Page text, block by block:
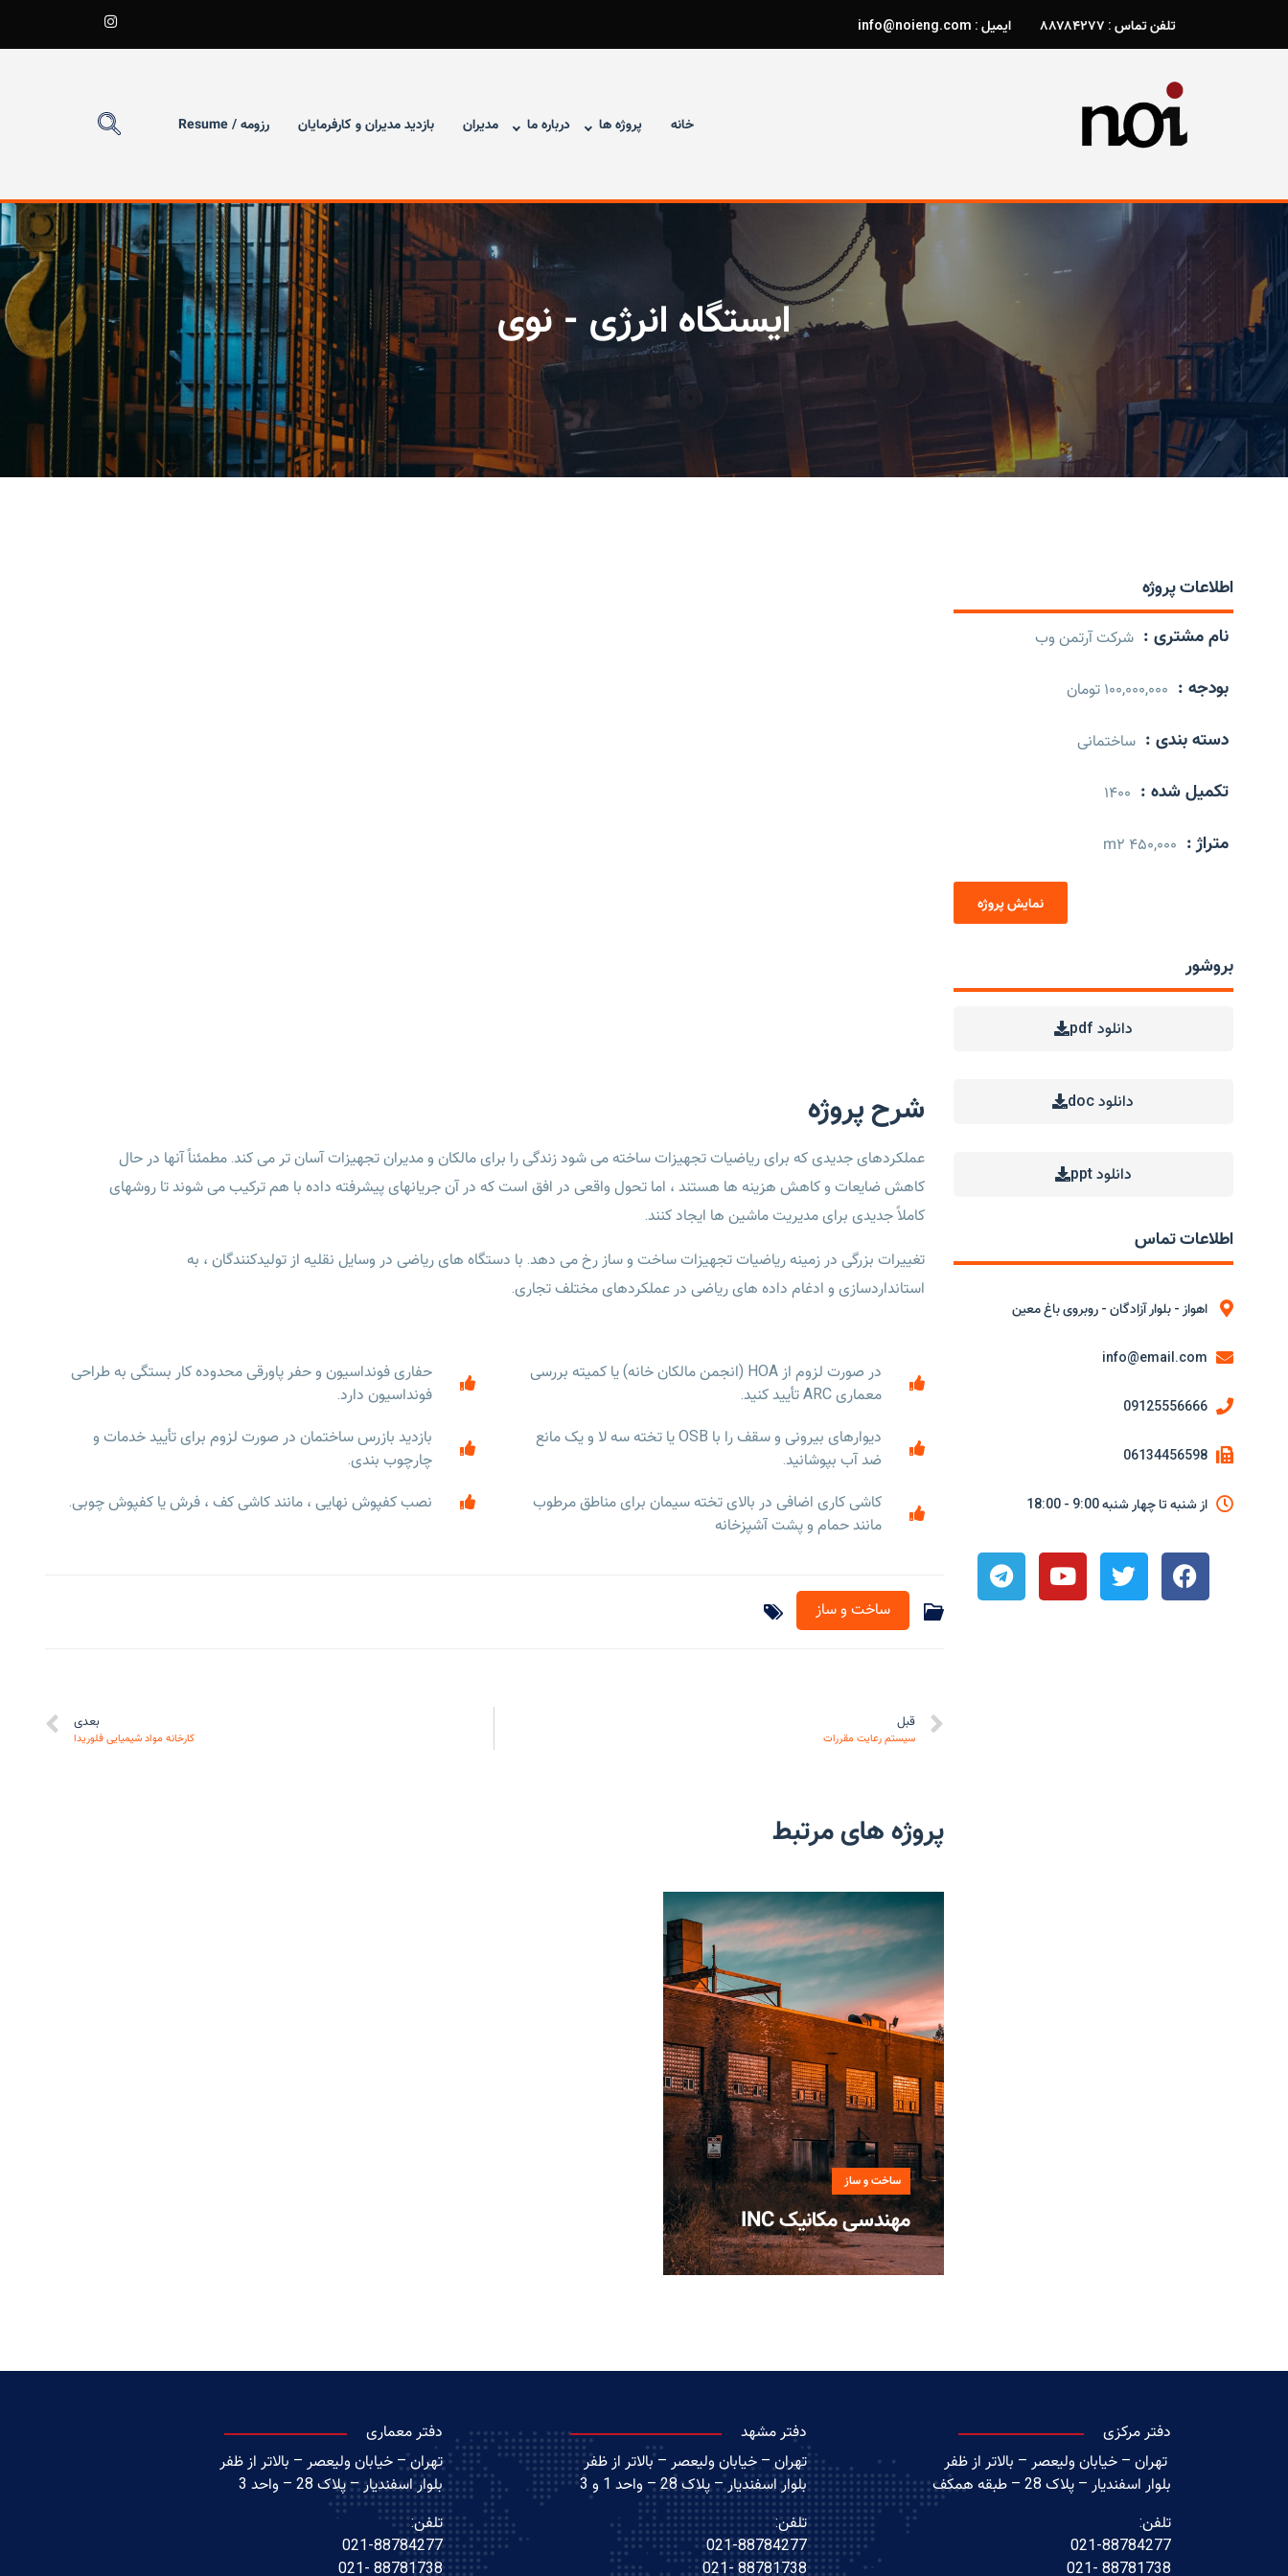
تلفن تماس : ۸۸۷۸۴۲۷۷ ایمیل : info@noieng.com
خانه پروژه ها درباره ما مدیران بازدید مدیران و کارفرمایان رزومه / Resume
ایستگاه انرژی - نوی
اطلاعات پروژه
نام مشتری : شرکت آرتمن وب
بودجه : 100,000,000 تومان
دسته بندی : ساختمانی
تکمیل شده : 1400
متراژ : 450,000 m2
نمایش پروژه
بروشور
دانلود pdf
دانلود doc
دانلود ppt
اطلاعات تماس
اهواز - بلوار آزادگان - روبروی باغ معین
info@email.com
09125556666
06134456598
از شنبه تا چهار شنبه 9:00 - 18:00
شرح پروژه
عملکردهای جدیدی که برای ریاضیات تجهیزات ساخته می شود زندگی را برای مالکان و مدیران تجهیزات آسان تر می کند. مطمئناً آنها در حال
کاهش ضایعات و کاهش هزینه ها هستند ، اما تحول واقعی در افق است که در آن جریانهای پیشرفته داده با هم ترکیب می شوند تا روشهای
کاملاً جدیدی برای مدیریت ماشین ها ایجاد کنند.
تغییرات بزرگی در زمینه ریاضیات تجهیزات ساخت و ساز رخ می دهد. با دستگاه های ریاضی در وسایل نقلیه از تولیدکنندگان ، به
استانداردسازی و ادغام داده های ریاضی در عملکردهای مختلف تجاری.
در صورت لزوم از HOA (انجمن مالکان خانه) یا کمیته بررسی
معماری ARC تأیید کنید.
دیوارهای بیرونی و سقف را با OSB یا تخته سه لا و یک مانع
ضد آب بپوشانید.
کاشی کاری اضافی در بالای تخته سیمان برای مناطق مرطوب
مانند حمام و پشت آشپزخانه
حفاری فونداسیون و حفر پاورقی محدوده کار بستگی به طراحی
فونداسیون دارد.
بازدید بازرس ساختمان در صورت لزوم برای تأیید خدمات و
چارچوب بندی.
نصب کفپوش نهایی ، مانند کاشی کف ، فرش یا کفپوش چوبی.
ساخت و ساز
قبل
سیستم رعایت مقررات
بعدی
کارخانه مواد شیمیایی فلوریدا
پروژه های مرتبط
ساخت و ساز
مهندسی مکانیک INC
دفتر مرکزی
تهران – خیابان ولیعصر – بالاتر از ظفر
بلوار اسفندیار – پلاک 28 – طبقه همکف
تلفن:
021-88784277
88781738 -021
دفتر مشهد
تهران – خیابان ولیعصر – بالاتر از ظفر
بلوار اسفندیار – پلاک 28 – واحد 1 و 3
تلفن:
021-88784277
88781738 -021
دفتر معماری
تهران – خیابان ولیعصر – بالاتر از ظفر
بلوار اسفندیار – پلاک 28 – واحد 3
تلفن:
021-88784277
88781738 -021